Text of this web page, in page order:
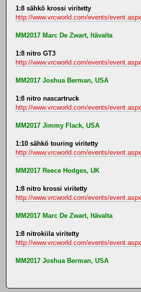
1:8 sähkö krossi viritetty
http://www.vrcworld.com/events/
MM2017 Marc De Zwart, Itävalta
1:8 nitro GT3
http://www.vrcworld.com/events/
MM2017 Joshua Berman, USA
1:8 nitro nascartruck
http://www.vrcworld.com/events/
MM2017 Jimmy Flack, USA
1:10 sähkö touring viritetty
http://www.vrcworld.com/events/
MM2017 Reece Hodges, UK
1:8 nitro krossi viritetty
http://www.vrcworld.com/events/
MM2017 Marc De Zwart, Itävalta
1:8 nitrokiila viritetty
http://www.vrcworld.com/events/
MM2017 Joshua Berman, USA